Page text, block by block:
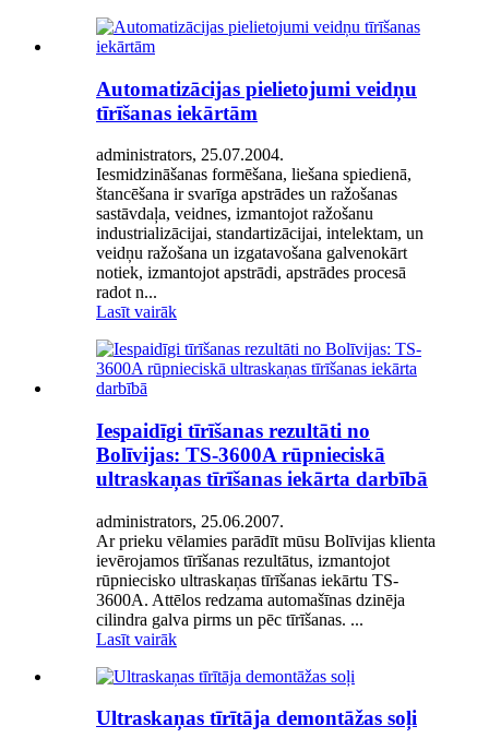
Automatizācijas pielietojumi veidņu
tīrīšanas iekārtām
administrators, 25.07.2004.
Iesmidzināšanas formēšana, liešana spiedienā,
štancēšana ir svarīga apstrādes un ražošanas
sastāvdaļa, veidnes, izmantojot ražošanu
industrializācijai, standartizācijai, intelektam, un
veidņu ražošana un izgatavošana galvenokārt
notiek, izmantojot apstrādi, apstrādes procesā
radot n...
Lasīt vairāk
Iespaidīgi tīrīšanas rezultāti no
Bolīvijas: TS-3600A rūpnieciskā
ultraskaņas tīrīšanas iekārta darbībā
administrators, 25.06.2007.
Ar prieku vēlamies parādīt mūsu Bolīvijas klienta
ievērojamos tīrīšanas rezultātus, izmantojot
rūpniecisko ultraskaņas tīrīšanas iekārtu TS-
3600A. Attēlos redzama automašīnas dzinēja
cilindra galva pirms un pēc tīrīšanas. ...
Lasīt vairāk
Ultraskaņas tīrītāja demontāžas soļi